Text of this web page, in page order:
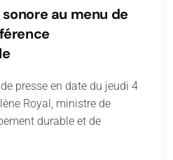
au menu de
presse en date du jeudi 4
Royal, ministre de
durable et de